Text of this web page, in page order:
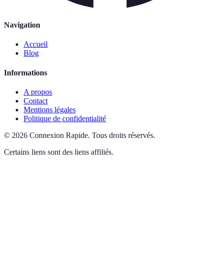
Navigation
Accueil
Blog
Informations
A propos
Contact
Mentions légales
Politique de confidentialité
© 2026 Connexion Rapide. Tous droits réservés.
Certains liens sont des liens affiliés.